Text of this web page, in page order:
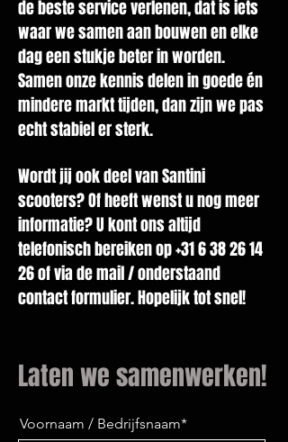
de beste service verlenen, dat is iets
waar we samen aan bouwen en elke
dag een stukje beter in worden.
Samen onze kennis delen in goede én
mindere markt tijden, dan zijn we pas
echt stabiel er sterk.
Wordt jij ook deel van Santini
scooters? Of heeft wenst u nog meer
informatie? U kont ons altijd
telefonisch bereiken op+31 6 38 26 14
26of via de mail / onderstaand
contact formulier. Hopelijk tot snel!
Laten we samenwerken!
Voornaam / Bedrijfsnaam*